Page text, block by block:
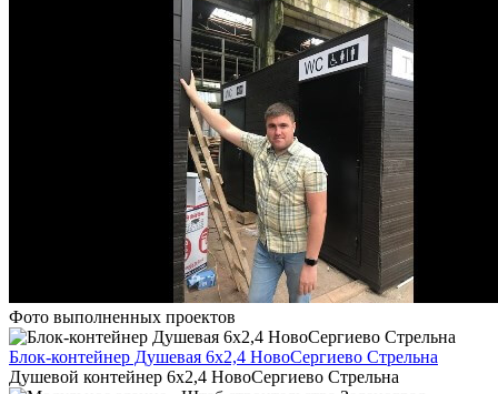
Фото выполненных проектов
Блок-контейнер Душевая 6х2,4 НовоСергиево Стрельна
Душевой контейнер 6х2,4 НовоСергиево Стрельна